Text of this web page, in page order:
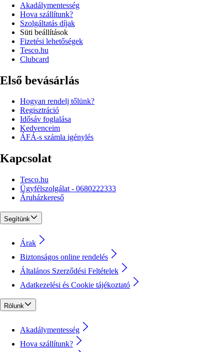
Akadálymentesség
Hova szállítunk?
Szolgáltatás díjak
Süti beállítások
Fizetési lehetőségek
Tesco.hu
Clubcard
Első bevásárlás
Hogyan rendelj tőlünk?
Regisztráció
Idősáv foglalása
Kedvenceim
ÁFÁ-s számla igénylés
Kapcsolat
Tesco.hu
Ügyfélszolgálat - 0680222333
Áruházkereső
Segítünk
Árak
Biztonságos online rendelés
Általános Szerződési Feltételek
Adatkezelési és Cookie tájékoztató
Rólunk
Akadálymentesség
Hova szállítunk?